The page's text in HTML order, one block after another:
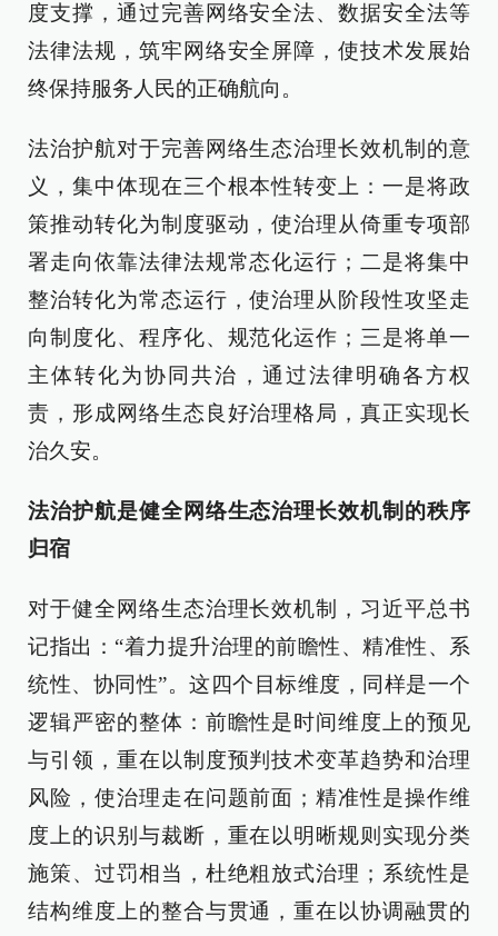
度支撑，通过完善网络安全法、数据安全法等
法律法规，筑牢网络安全屏障，使技术发展始
终保持服务人民的正确航向。
法治护航对于完善网络生态治理长效机制的意
义，集中体现在三个根本性转变上：一是将政
策推动转化为制度驱动，使治理从倚重专项部
署走向依靠法律法规常态化运行；二是将集中
整治转化为常态运行，使治理从阶段性攻坚走
向制度化、程序化、规范化运作；三是将单一
主体转化为协同共治，通过法律明确各方权
责，形成网络生态良好治理格局，真正实现长
治久安。
法治护航是健全网络生态治理长效机制的秩序
归宿
对于健全网络生态治理长效机制，习近平总书
记指出：“着力提升治理的前瞻性、精准性、系
统性、协同性”。这四个目标维度，同样是一个
逻辑严密的整体：前瞻性是时间维度上的预见
与引领，重在以制度预判技术变革趋势和治理
风险，使治理走在问题前面；精准性是操作维
度上的识别与裁断，重在以明晰规则实现分类
施策、过罚相当，杜绝粗放式治理；系统性是
结构维度上的整合与贯通，重在以协调融贯的